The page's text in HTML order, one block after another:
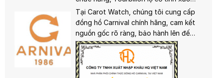
hiện đại, Carnival đã chinh phục trái
tim người yêu đồng hồ trên toàn cầu.
đến Tritium sáng rõ trong bóng tối.
Sử dụng cả bộ máy quartz và
automatic, Carnival đảm bảo độ chính
xác và độ bền vượt trội, cùng khả
năng chống nước từ 3ATM trở lên.
Mức giá tầm trung giúp Carnival trở
thành lựa chọn lý tưởng cho những ai
Tại Carot Watch, chúng tôi cung cấp
đồng hồ Carnival chính hãng, cam kết
nguồn gốc rõ ràng, bảo hành lên đến
2 năm và dịch vụ hậu mãi tận tâm.
Hãy để Carnival nâng tầm phong
cách của bạn!